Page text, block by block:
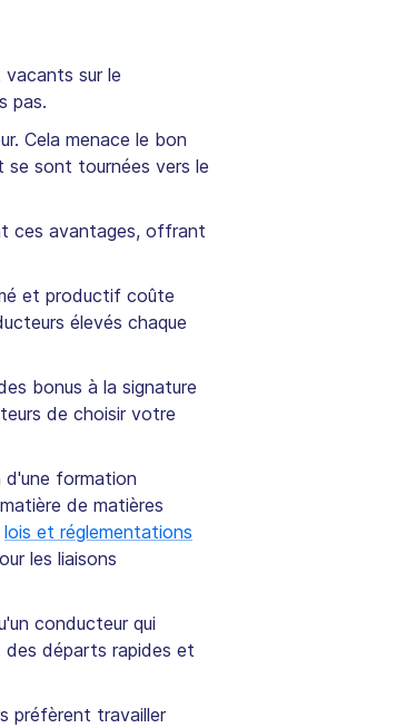
sur le
pas.
Cela menace le bon
se sont tournées vers le
ces avantages, offrant
et productif coûte
élevés chaque
bonus à la signature
de choisir votre
d'une formation
de matières
lois et réglementations
les liaisons
conducteur qui
des départs rapides et
préfèrent travailler